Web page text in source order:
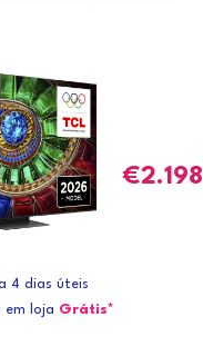
2.198
4 dias úteis
em loja Grátis*